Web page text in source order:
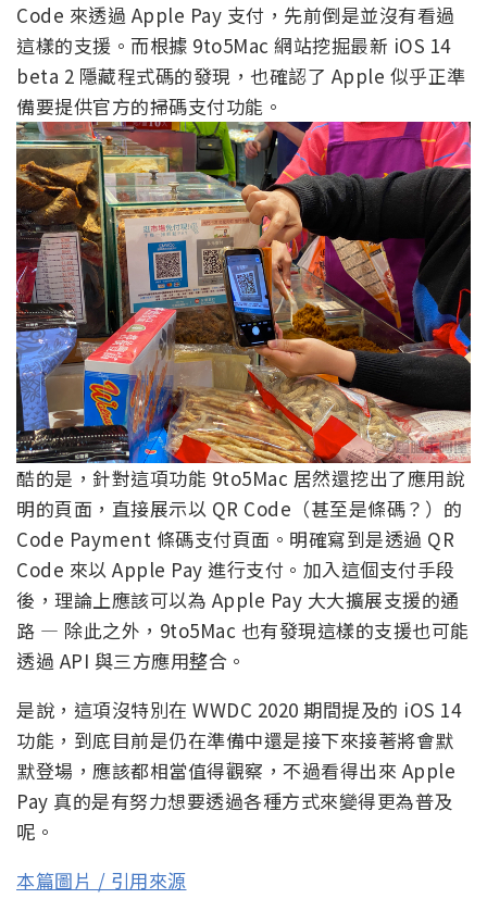
Code 來透過 Apple Pay 支付，先前倒是並沒有看過
這樣的支援。而根據 9to5Mac 網站挖掘最新 iOS 14
beta 2 隱藏程式碼的發現，也確認了 Apple 似乎正準
備要提供官方的掃碼支付功能。
酷的是，針對這項功能 9to5Mac 居然還挖出了應用說
明的頁面，直接展示以 QR Code（甚至是條碼？）的
Code Payment 條碼支付頁面。明確寫到是透過 QR
Code 來以 Apple Pay 進行支付。加入這個支付手段
後，理論上應該可以為 Apple Pay 大大擴展支援的通
路 — 除此之外，9to5Mac 也有發現這樣的支援也可能
透過 API 與三方應用整合。
是說，這項沒特別在 WWDC 2020 期間提及的 iOS 14
功能，到底目前是仍在準備中還是接下來接著將會默
默登場，應該都相當值得觀察，不過看得出來 Apple
Pay 真的是有努力想要透過各種方式來變得更為普及
呢。
本篇圖片 / 引用來源